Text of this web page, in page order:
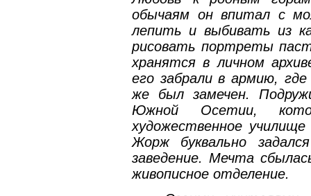
обычаям он впитал с
лепить и выбивать из
рисовать портреты
хранятся в личном
его забрали в армию,
же был замечен.
Южной Осетии,
художественное
Жорж буквально
заведение. Мечта
живописное отделение.